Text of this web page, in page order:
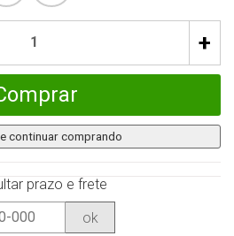
+
continuar comprando
prazo e frete
ok